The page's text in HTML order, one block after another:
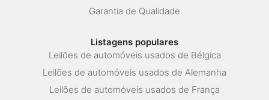
Garantia de Qualidade
Listagens populares
Leilões de automóveis usados de Bélgica
Leilões de automóveis usados de Alemanha
Leilões de automóveis usados de França